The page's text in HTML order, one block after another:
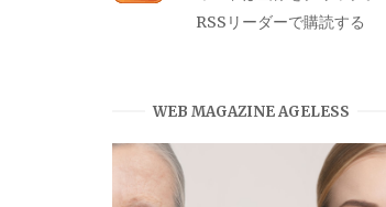
RSSリーダーで購読する
WEB MAGAZINE AGELESS